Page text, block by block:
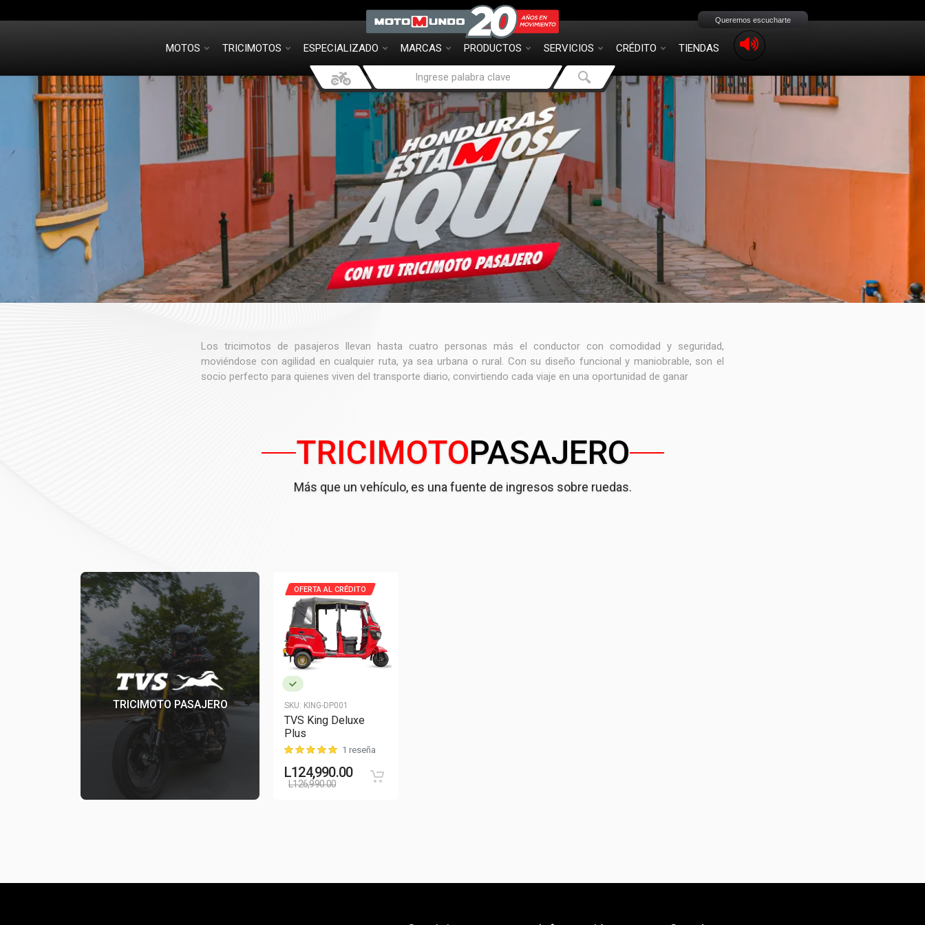
MOTOS TRICIMOTOS ESPECIALIZADO MARCAS PRODUCTOS SERVICIOS CRÉDITO TIENDAS
Queremos escucharte
Los tricimotos de pasajeros llevan hasta cuatro personas más el conductor con comodidad y seguridad,
moviéndose con agilidad en cualquier ruta, ya sea urbana o rural. Con su diseño funcional y maniobrable, son el
socio perfecto para quienes viven del transporte diario, convirtiendo cada viaje en una oportunidad de ganar
TRICIMOTOPASAJERO
Más que un vehículo, es una fuente de ingresos sobre ruedas.
TRICIMOTO PASAJERO SKU: KING-DP001
OFERTA AL CRÉDITO
TVS King Deluxe
Plus
1 reseña
L124,990.00
L126,990.00